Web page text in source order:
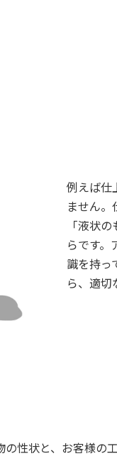
例えば仕
ません。
「液状
らです。
識を持っ
ら、適切
性状と、お客様